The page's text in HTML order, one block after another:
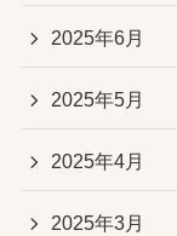
2025年6月
2025年5月
2025年4月
2025年3月